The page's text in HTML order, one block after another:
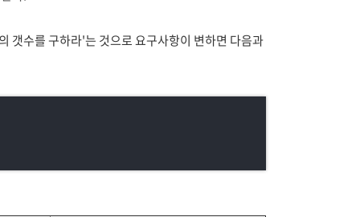
갯수를 구하라'는 것으로 요구사항이 변하면 다음과